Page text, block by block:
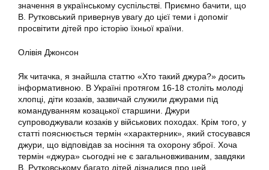
значення в українському суспільстві. Приємно бачити, що
В. Рутковський привернув увагу до цієї теми і допоміг
просвітити дітей про історію їхньої країни.
Олівія Джонсон
Як читачка, я знайшла статтю «Хто такий джура?» досить
інформативною. В Україні протягом 16-18 століть молоді
хлопці, діти козаків, зазвичай служили джурами під
командуванням козацької старшини. Джури
супроводжували козаків у військових походах. Крім того, у
статті пояснюється термін «характерник», який стосувався
джури, що відповідав за носіння та охорону зброї. Хоча
термін «джура» сьогодні не є загальновживаним, завдяки
В. Рутковському багато дітей дізналися про цей